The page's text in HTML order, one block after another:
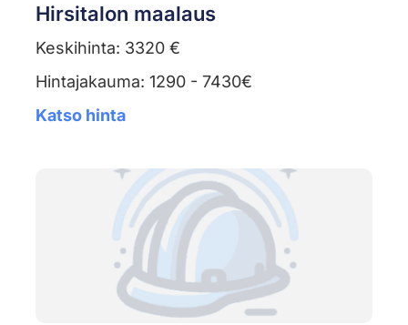
Hirsitalon maalaus
Keskihinta: 3320 €
Hintajakauma: 1290 - 7430€
Katso hinta